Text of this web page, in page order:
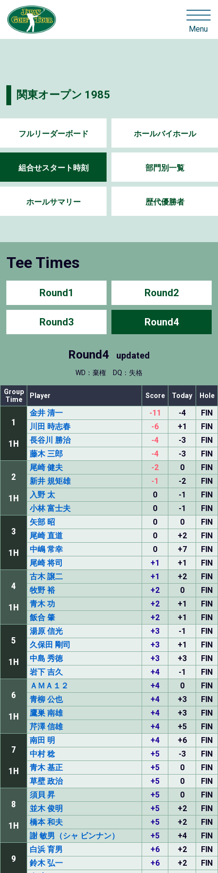
Menu
関東オープン 1985
フルリーダーボード ホールバイホール
組合せスタート時刻 部門別一覧
ホールサマリー 歴代優勝者
Tee Times
Round1 Round2
Round3 Round4
Round4 updated
WD：棄権 DQ：失格
Group
Time
Player Score Today Hole
1
1H
金井 清一 -11 -4
FIN
川田 時志春
-6 +1
FIN
長谷川 勝治
-4 -3
FIN
藤木 三郎
-4 -3 FIN
2
1H
尾崎 健夫 -2 0
FIN
新井 規矩雄
-1 -2
FIN
入野 太
0 -1
FIN
小林 富士夫
0 -1 FIN
3
1H
矢部 昭 0 0
FIN
尾崎 直道
0 +2
FIN
中嶋 常幸
0 +7
FIN
尾崎 将司
+1 +1 FIN
4
1H
古木 譲二 +1 +2
FIN
牧野 裕
+2 0
FIN
青木 功
+2 +1
FIN
飯合 肇
+2 +1 FIN
5
1H
湯原 信光 +3 -1
FIN
久保田 剛司
+3 +1
FIN
中島 秀徳
+3 +3
FIN
岩下 吉久
+4 -1 FIN
6
1H
ＡＭＡ１２ +4 0
FIN
青柳 公也
+4 +3
FIN
鷹巣 南雄
+4 +3
FIN
芹澤 信雄
+4 +5 FIN
7
1H
南田 明 +4 +6
FIN
中村 稔
+5 -3
FIN
青木 基正
+5 0
FIN
草壁 政治
+5 0 FIN
8
1H
須貝 昇 +5 0
FIN
並木 俊明
+5 +2
FIN
橋本 和夫
+5 +2
FIN
謝 敏男（シャ ビンナン）
+5 +4 FIN
9
白浜 育男 +6 +2
FIN
鈴木 弘一
+6 +2
FIN